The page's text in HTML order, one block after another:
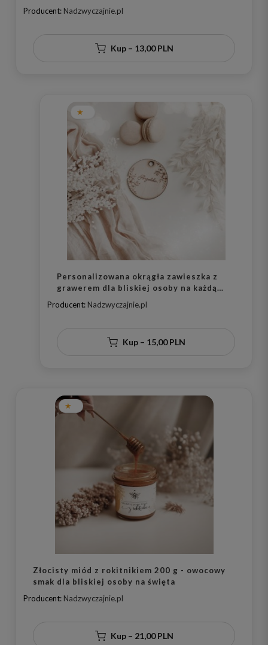
wyboru na wesele dla gości
Producent: Nadzwyczajnie.pl
Kup – 13,00 PLN
Personalizowana okrągła zawieszka z
grawerem dla bliskiej osoby na każdą
okazję
Producent: Nadzwyczajnie.pl
Kup – 15,00 PLN
Złocisty miód z rokitnikiem 200 g - owocowy
smak dla bliskiej osoby na święta
Producent: Nadzwyczajnie.pl
Kup – 21,00 PLN